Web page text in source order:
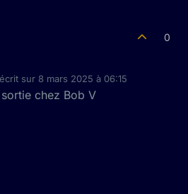
0
sur 8 mars 2025 à 06:15
édition par
chez Bob V